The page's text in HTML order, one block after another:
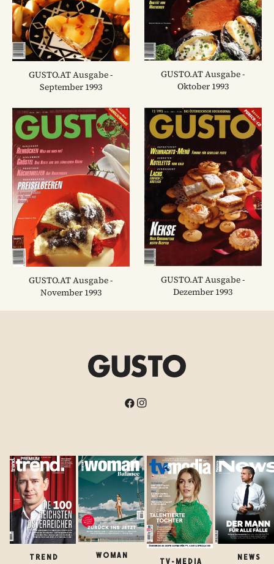
GUSTO.AT Ausgabe -
September 1993
GUSTO.AT Ausgabe -
Oktober 1993
GUSTO.AT Ausgabe -
November 1993
GUSTO.AT Ausgabe -
Dezember 1993
TREND WOMAN
TV-MEDIA
NEWS